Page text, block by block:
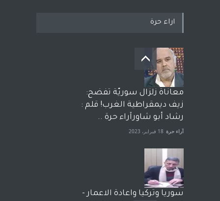
اراء حرة
معاناة زلزال سوريّة تفضح:
زيف ديمقراطية الغرب! قلم :
رشاد أبو شاورآراء حرة ..
آراء حرة 18 فبراير، 2023
سوريا وتركيا واعادة الاعمار -